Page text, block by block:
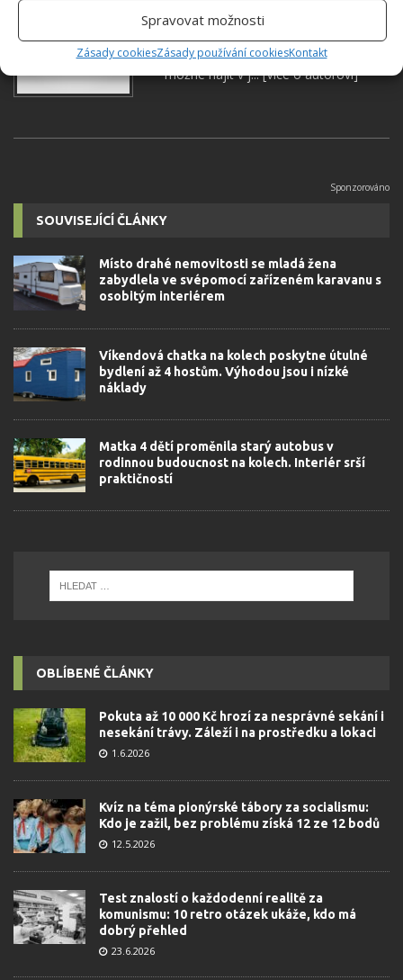
Spravovat možnosti
Zásady cookiesZásady používání cookiesKontakt
Absolvent České zemědělské
univerzity, který je již od malička
velkým kutilem. V podstatě vše, co je
možné najít v j...[Více o autorovi]
SOUVISEJÍCÍ ČLÁNKY
Místo drahé nemovitosti se mladá žena
zabydlela ve svépomocí zařízeném karavanu s
osobitým interiérem
Víkendová chatka na kolech poskytne útulné
bydlení až 4 hostům. Výhodou jsou i nízké
náklady
Matka 4 dětí proměnila starý autobus v
rodinnou budoucnost na kolech. Interiér srší
praktičností
OBLÍBENÉ ČLÁNKY
Pokuta až 10 000 Kč hrozí za nesprávné sekání i
nesekání trávy. Záleží i na prostředku a lokaci
1.6.2026
Kvíz na téma pionýrské tábory za socialismu:
Kdo je zažil, bez problému získá 12 ze 12 bodů
12.5.2026
Test znalostí o každodenní realitě za
komunismu: 10 retro otázek ukáže, kdo má
dobrý přehled
23.6.2026